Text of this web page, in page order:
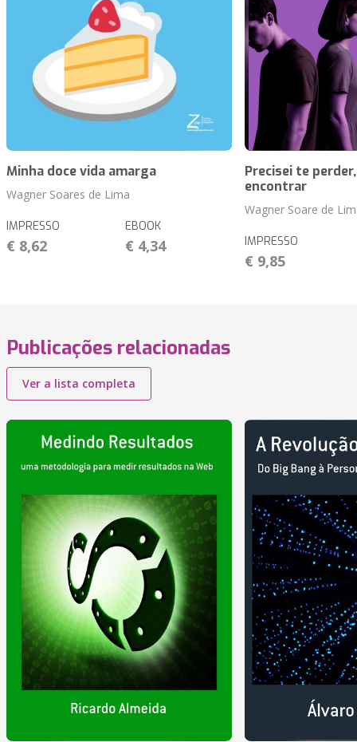
Minha doce vida amarga
Wagner Soares de Lima
IMPRESSO
€ 8,62
EBOOK
€ 4,34
Precisei te
encontrar
Wagner Soare de
IMPRESSO
€ 9,85
Publicações relacionadas
Ver a lista completa